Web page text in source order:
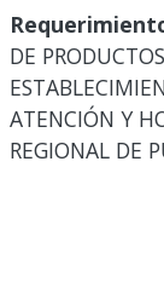
DE
ATENCIÓN Y
REGIONAL DE